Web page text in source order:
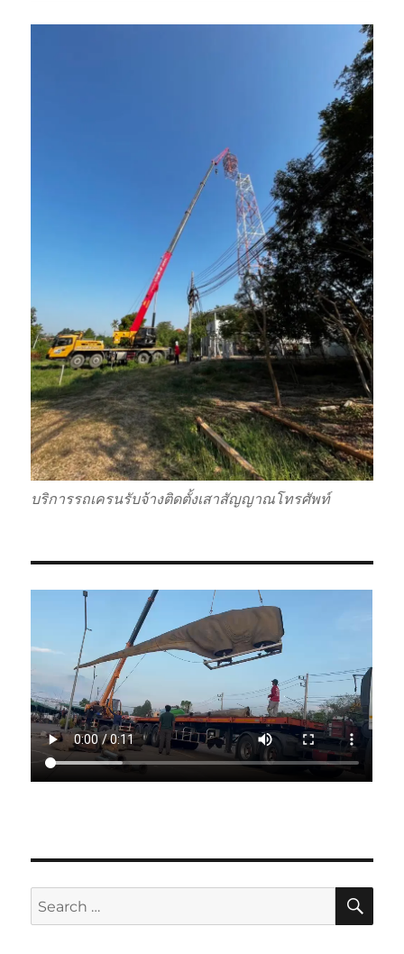
บริการรถเครนรับจ้างติดตั้งเสาสัญญาณโทรศัพท์
Search
for: